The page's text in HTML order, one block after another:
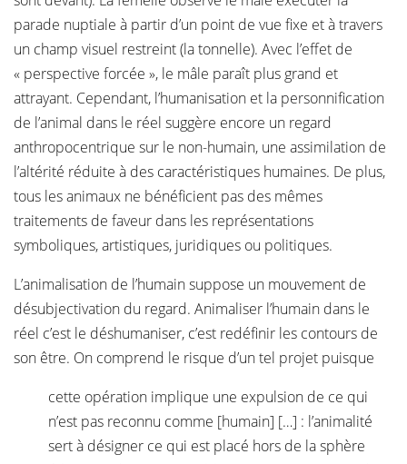
parade nuptiale à partir d’un point de vue fixe et à travers
un champ visuel restreint (la tonnelle). Avec l’effet de
« perspective forcée », le mâle paraît plus grand et
attrayant. Cependant, l’humanisation et la personnification
de l’animal dans le réel suggère encore un regard
anthropocentrique sur le non-humain, une assimilation de
l’altérité réduite à des caractéristiques humaines. De plus,
tous les animaux ne bénéficient pas des mêmes
traitements de faveur dans les représentations
symboliques, artistiques, juridiques ou politiques.
L’animalisation de l’humain suppose un mouvement de
désubjectivation du regard. Animaliser l’humain dans le
réel c’est le déshumaniser, c’est redéfinir les contours de
son être. On comprend le risque d’un tel projet puisque
cette opération implique une expulsion de ce qui
n’est pas reconnu comme [humain] […] : l’animalité
sert à désigner ce qui est placé hors de la sphère